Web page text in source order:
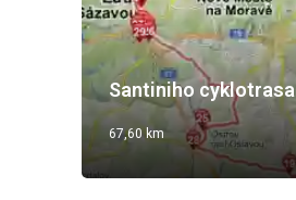
Santiniho cyklotrasa
67,60 km